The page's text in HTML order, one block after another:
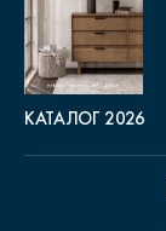
КАТАЛОГ 2026